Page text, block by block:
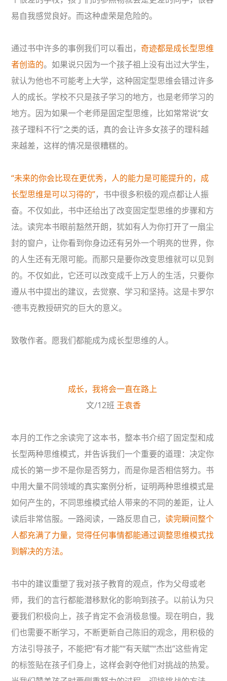
易自我感觉良好。而这种虚荣是危险的。
通过书中许多的事例我们可以看出，奇迹都是成长型思维
者创造的。如果说只因为一个孩子祖上没有出过大学生，
就认为他也不可能考上大学，这种固定型思维会错过许多
人的成长。学校不只是孩子学习的地方，也是老师学习的
地方。因为如果一个老师是固定型思维，比如常常说“女
孩子理科不行”之类的话，真的会让许多女孩子的理科越
来越差，这样的情况是很糟糕的。
“未来的你会比现在更优秀，人的能力是可能提升的，成
长型思维是可以习得的”，书中很多积极的观点都让人振
奋。不仅如此，书中还给出了改变固定型思维的步骤和方
法。读完本书眼前豁然开朗，犹如有人为你打开了一扇尘
封的窗户，让你看到你身边还有另外一个明亮的世界，你
的人生还有无限可能。而那只是要你改变思维就可以见到
的。不仅如此，它还可以改变成千上万人的生活，只要你
遵从书中提出的建议，去觉察、学习和坚持。这是卡罗尔
·德韦克教授研究的巨大的意义。
致敬作者。愿我们都能成为成长型思维的人。
成长，我将会一直在路上
文/12班 王袁香
本月的工作之余读完了这本书，整本书介绍了固定型和成
长型两种思维模式，并告诉我们一个重要的道理：决定你
成长的第一步不是你是否努力，而是你是否相信努力。书
中用大量不同领域的真实案例分析，证明两种思维模式是
如何产生的，不同思维模式给人带来的不同的差距，让人
读后非常信服。一路阅读，一路反思自己，读完瞬间整个
人都充满了力量，觉得任何事情都能通过调整思维模式找
到解决的方法。
书中的建议重塑了我对孩子教育的观点，作为父母或老
师，我们的言行都能潜移默化的影响到孩子。以前认为只
要我们积极向上，孩子肯定不会消极怠慢。现在明白，我
们也需要不断学习，不断更新自己陈旧的观念，用积极的
方法引导孩子，不能把“有才能”“有天赋”“杰出”这些肯定
的标签贴在孩子们身上，这样会剥夺他们对挑战的热爱。